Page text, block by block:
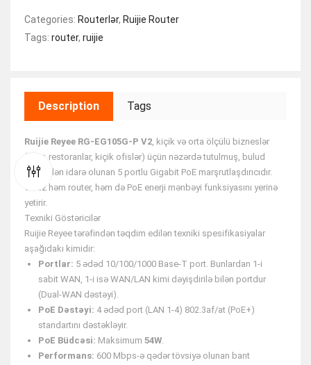
Categories: Routerlər, Ruijie Router
Tags: router, ruijie
Description Tags
Ruijie Reyee RG-EG105G-P V2, kiçik və orta ölçülü bizneslər
(villar, restoranlar, kiçik ofislər) üçün nəzərdə tutulmuş, bulud
üzərindən idarə olunan 5 portlu Gigabit PoE marşrutlaşdırıcıdır.
Cihaz həm router, həm də PoE enerji mənbəyi funksiyasını yerinə
yetirir.
Texniki Göstəricilər
Ruijie Reyee tərəfindən təqdim edilən texniki spesifikasiyalar
aşağıdakı kimidir:
Portlar: 5 ədəd 10/100/1000 Base-T port. Bunlardan 1-i
sabit WAN, 1-i isə WAN/LAN kimi dəyişdirilə bilən portdur
(Dual-WAN dəstəyi).
PoE Dəstəyi: 4 ədəd port (LAN 1-4) 802.3af/at (PoE+)
standartını dəstəkləyir.
PoE Büdcəsi: Maksimum 54W.
Performans: 600 Mbps-ə qədər tövsiyə olunan bant